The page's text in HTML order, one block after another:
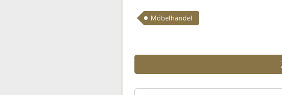
Möbelhandel